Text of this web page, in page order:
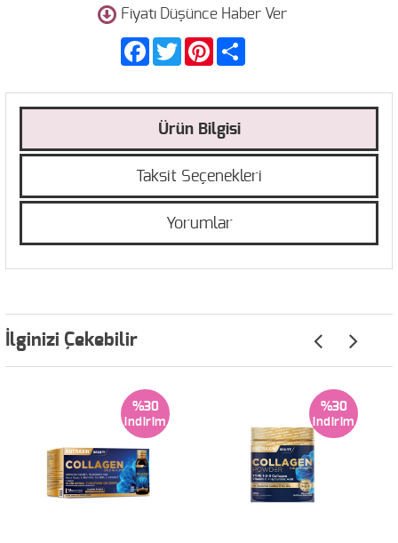
Fiyatı Düşünce Haber Ver
FacebookTwitter Pinterest
Ürün Bilgisi
Taksit Seçenekleri
Yorumlar
İlginizi Çekebilir
%30 %30